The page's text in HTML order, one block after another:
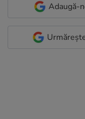
Adaugă-